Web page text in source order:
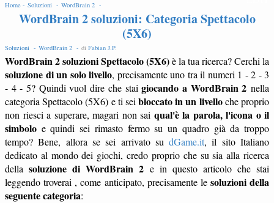
Home - Soluzioni - WordBrain 2 -
WordBrain 2 soluzioni: Categoria Spettacolo
(5X6)
Soluzioni - WordBrain 2 - di Fabian J.P.
WordBrain 2 soluzioni Spettacolo (5X6)è la tua ricerca? Cerchi la
soluzione di un solo livello, precisamente uno tra il numeri 1 - 2 - 3
- 4 - 5? Quindi vuol dire che staigiocando a WordBrain 2 nella
categoria Spettacolo (5X6) e ti seibloccato in un livelloche proprio
non riesci a superare, magari non sai qual'è la parola, l'icona o il
simbolo e quindi sei rimasto fermo su un quadro già da troppo
tempo? Bene, allora se sei arrivato sudGame.it, il sito Italiano
dedicato al mondo dei giochi, credo proprio che su sia alla ricerca
dellasoluzione di WordBrain 2 e in questo articolo che stai
leggendo troverai , come anticipato, precisamente le soluzioni della
seguente categoria: